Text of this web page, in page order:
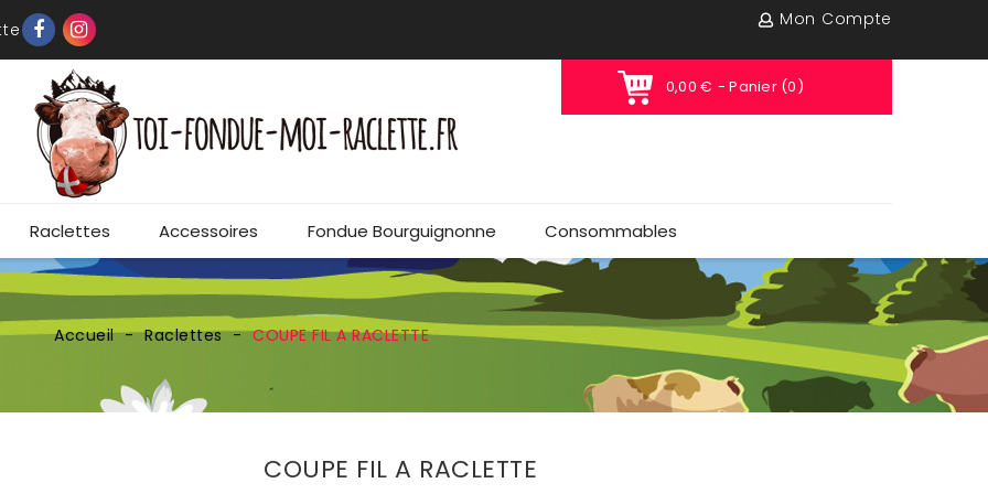
Mon Compte
0,00 € - Panier (0)
Raclettes Accessoires Fondue Bourguignonne Consommables
Accueil Raclettes COUPE FIL A RACLETTE
COUPE FIL A RACLETTE